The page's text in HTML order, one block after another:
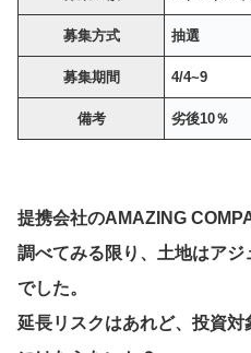
募集方式 抽選
募集期間 4/4~9
備考 劣後10％
提携会社のAMAZING
調べてみる限り、土地はア
でした。
延長リスクはあれど、投資